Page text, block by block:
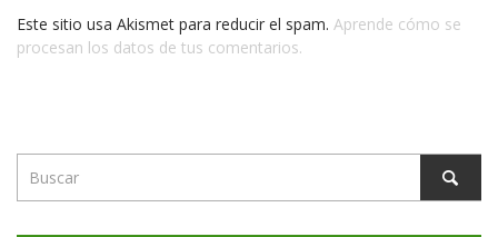
Este sitio usa Akismet para reducir el spam. Aprende cómo se
procesan los datos de tus comentarios.